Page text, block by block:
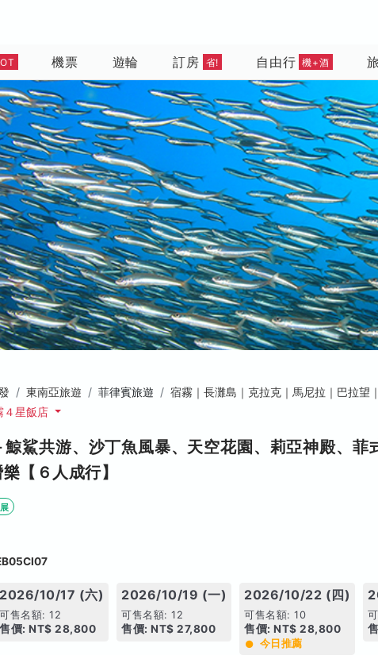
機票 遊輪 訂房 省! 自由行 機+酒
東南亞旅遊 菲律賓旅遊
宿霧｜長灘島｜克拉克｜馬尼拉｜巴拉望
４星飯店
鯊共游、沙丁魚風暴、天空花園、莉亞神殿、菲
【６人成行】
2026/10/17 (六)
可售名額: 12
售價: NT$ 28,800
2026/10/19 (一)
可售名額: 12
售價: NT$ 27,800
2026/10/22 (四)
可售名額: 10
售價: NT$ 28,800
今日推薦